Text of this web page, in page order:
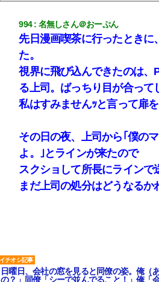
994 名無しさん＠おーぷん
先日漫画喫茶に行ったときに
た。
視界に飛び込んできたのは、
る上司。ばっちり目が合って
私はすみませんｯと言って扉
その日の夜、上司から｢僕の
よ。｣とラインが来たので
スクショして所長にラインで
まだ上司の処分はどうなるか
日曜日、会社の窓を見ると同僚の姿。俺
の？」同僚「シーで並んでること！」俺「